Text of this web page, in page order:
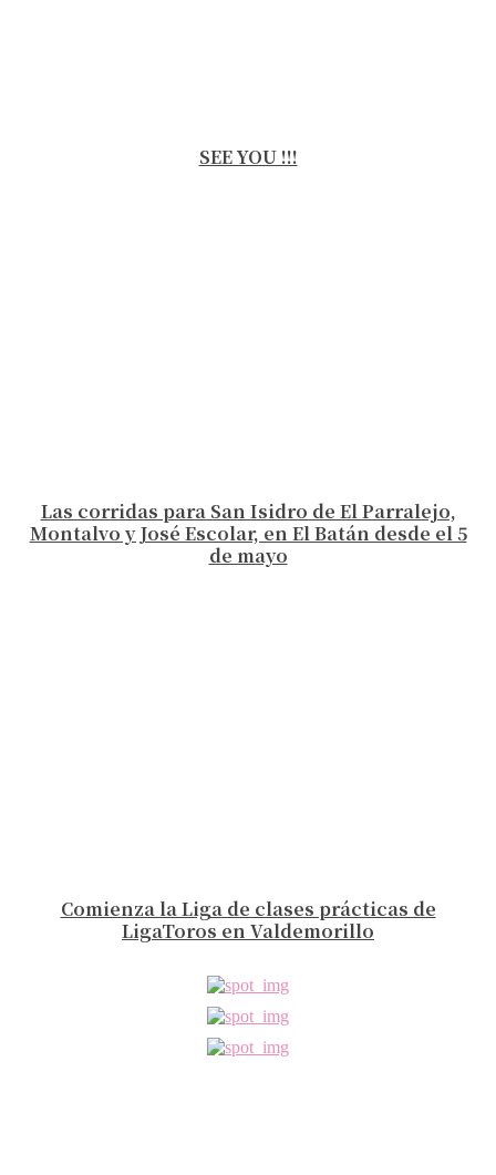
SEE YOU !!!
Las corridas para San Isidro de El Parralejo,
Montalvo y José Escolar, en El Batán desde el 5
de mayo
Comienza la Liga de clases prácticas de
LigaToros en Valdemorillo